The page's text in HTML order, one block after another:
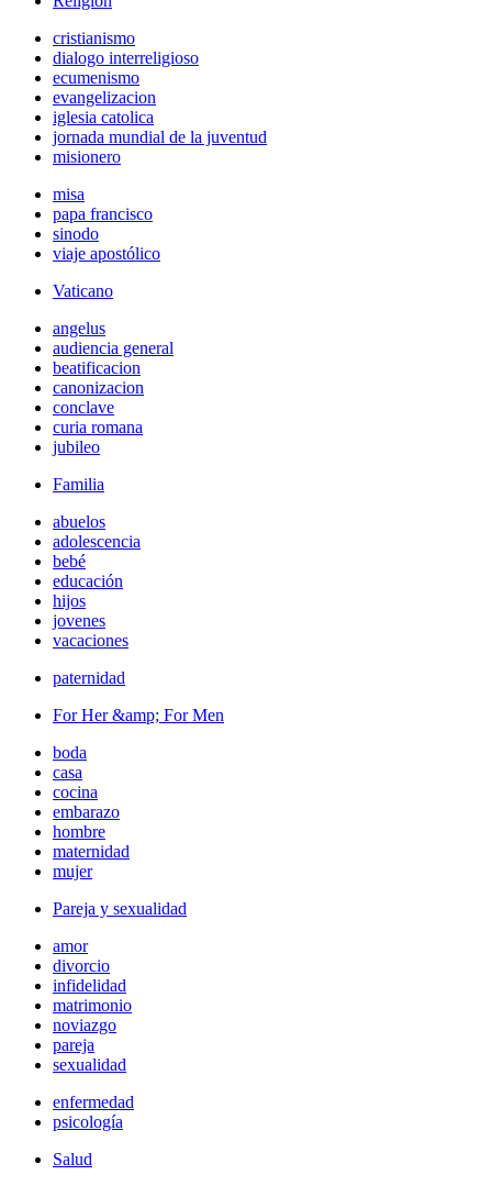
cristianismo
dialogo interreligioso
ecumenismo
evangelizacion
iglesia catolica
jornada mundial de la juventud
misionero
misa
papa francisco
sinodo
viaje apostólico
Vaticano
angelus
audiencia general
beatificacion
canonizacion
conclave
curia romana
jubileo
Familia
abuelos
adolescencia
bebé
educación
hijos
jovenes
vacaciones
paternidad
For Her &amp; For Men
boda
casa
cocina
embarazo
hombre
maternidad
mujer
Pareja y sexualidad
amor
divorcio
infidelidad
matrimonio
noviazgo
pareja
sexualidad
enfermedad
psicología
Salud